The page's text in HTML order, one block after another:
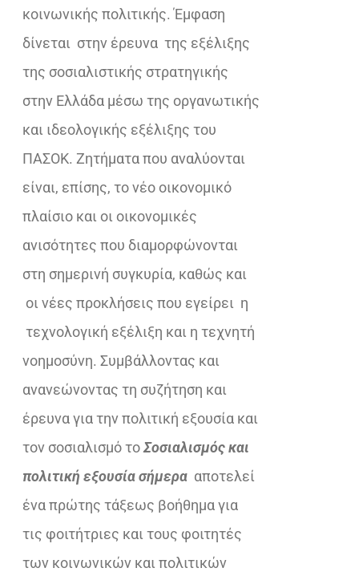
κοινωνικής πολιτικής. Έμφαση
δίνεται στην έρευνα της εξέλιξης
της σοσιαλιστικής στρατηγικής
στην Ελλάδα μέσω της οργανωτικής
και ιδεολογικής εξέλιξης του
ΠΑΣΟΚ. Ζητήματα που αναλύονται
είναι, επίσης, το νέο οικονομικό
πλαίσιο και οι οικονομικές
ανισότητες που διαμορφώνονται
στη σημερινή συγκυρία, καθώς και
οι νέες προκλήσεις που εγείρει η
τεχνολογική εξέλιξη και η τεχνητή
νοημοσύνη. Συμβάλλοντας και
ανανεώνοντας τη συζήτηση και
έρευνα για την πολιτική εξουσία και
τον σοσιαλισμό τοΣοσιαλισμός και
πολιτική εξουσία σήμερα αποτελεί
ένα πρώτης τάξεως βοήθημα για
τις φοιτήτριες και τους φοιτητές
των κοινωνικών και πολιτικών